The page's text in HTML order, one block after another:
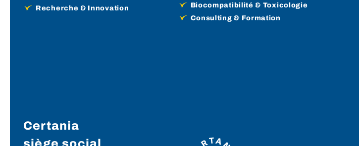
Recherche & Innovation
Biocompatibilité & Toxicologie
Consulting & Formation
Certania
siège social